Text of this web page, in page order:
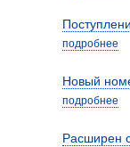
подробнее
Новый
подробнее
Расширен